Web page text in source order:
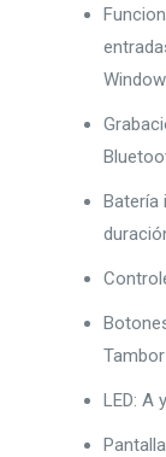
Batería
Tambor
LED: A